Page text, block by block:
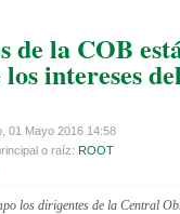
de la COB
intereses
01 Mayo 2016 14:58
o raíz: ROOT
los dirigentes de la Central